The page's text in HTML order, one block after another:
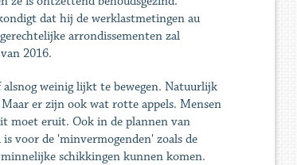
dat hij de werklastmetingen au
arrondissementen zal
2016.
weinig lijkt te bewegen. Natuurlijk
er zijn ook wat rotte appels. Mensen
moet eruit. Ook in de plannen van
voor de 'minvermogenden' zoals de
schikkingen kunnen komen.